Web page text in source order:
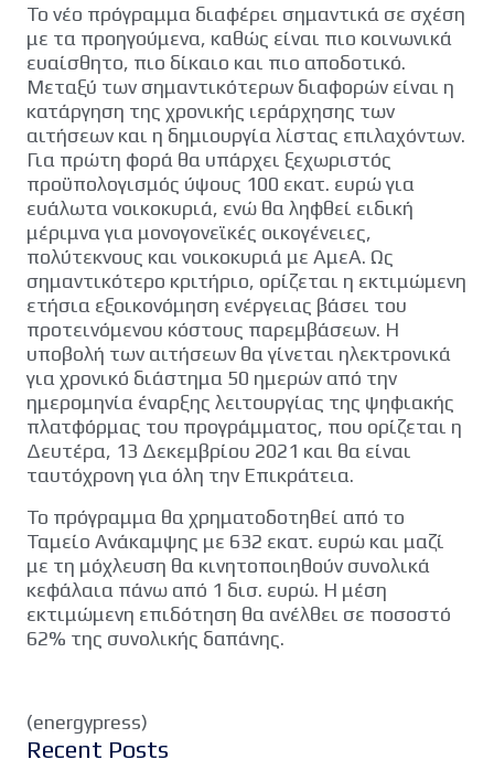
Recent Posts
Το νέο πρόγραμμα διαφέρει σημαντικά σε σχέση
με τα προηγούμενα, καθώς είναι πιο κοινωνικά
ευαίσθητο, πιο δίκαιο και πιο αποδοτικό.
Μεταξύ των σημαντικότερων διαφορών είναι η
κατάργηση της χρονικής ιεράρχησης των
αιτήσεων και η δημιουργία λίστας επιλαχόντων.
Για πρώτη φορά θα υπάρχει ξεχωριστός
προϋπολογισμός ύψους 100 εκατ. ευρώ για
ευάλωτα νοικοκυριά, ενώ θα ληφθεί ειδική
μέριμνα για μονογονεϊκές οικογένειες,
πολύτεκνους και νοικοκυριά με ΑμεΑ. Ως
σημαντικότερο κριτήριο, ορίζεται η εκτιμώμενη
ετήσια εξοικονόμηση ενέργειας βάσει του
προτεινόμενου κόστους παρεμβάσεων. Η
υποβολή των αιτήσεων θα γίνεται ηλεκτρονικά
για χρονικό διάστημα 50 ημερών από την
ημερομηνία έναρξης λειτουργίας της ψηφιακής
πλατφόρμας του προγράμματος, που ορίζεται η
Δευτέρα, 13 Δεκεμβρίου 2021 και θα είναι
ταυτόχρονη για όλη την Επικράτεια.
Το πρόγραμμα θα χρηματοδοτηθεί από το
Ταμείο Ανάκαμψης με 632 εκατ. ευρώ και μαζί
με τη μόχλευση θα κινητοποιηθούν συνολικά
κεφάλαια πάνω από 1 δισ. ευρώ. Η μέση
εκτιμώμενη επιδότηση θα ανέλθει σε ποσοστό
62% της συνολικής δαπάνης.
(energypress)